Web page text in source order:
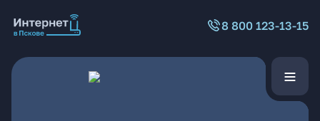
8 800 123-13-15